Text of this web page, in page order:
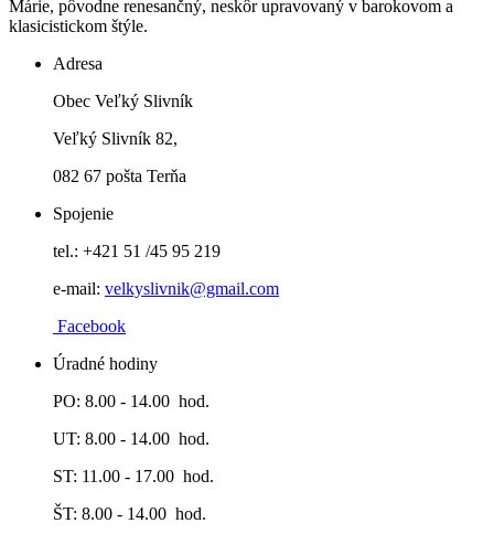
Márie, pôvodne renesančný, neskôr upravovaný v barokovom a
klasicistickom štýle.
Adresa
Obec Veľký Slivník
Veľký Slivník 82,
082 67 pošta Terňa
Spojenie
tel.: +421 51 /45 95 219
e-mail: velkyslivnik@gmail.com
Facebook
Úradné hodiny
PO: 8.00 - 14.00 hod.
UT: 8.00 - 14.00 hod.
ST: 11.00 - 17.00 hod.
ŠT: 8.00 - 14.00 hod.